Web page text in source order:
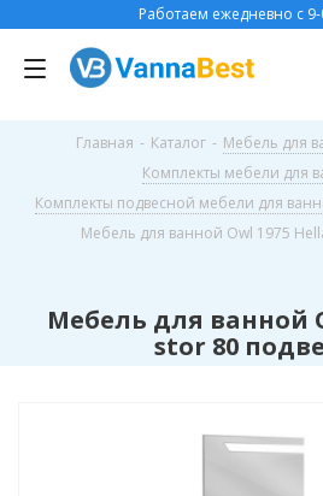
Работаем ежедневно с
Главная - Каталог - Мебель для
Комплекты мебели для
Комплекты подвесной мебели для
Мебель для ванной Owl 1975
Мебель для ванной
stor 80